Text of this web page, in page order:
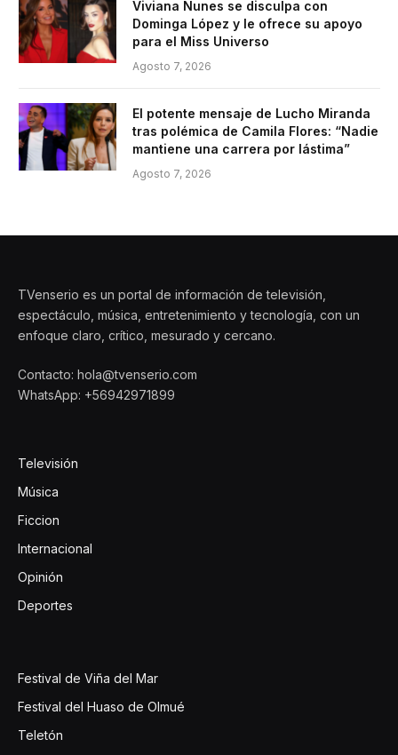
Viviana Nunes se disculpa con
Dominga López y le ofrece su apoyo
para el Miss Universo
Agosto 7, 2026
El potente mensaje de Lucho Miranda
tras polémica de Camila Flores: “Nadie
mantiene una carrera por lástima”
Agosto 7, 2026
TVenserio es un portal de información de televisión,
espectáculo, música, entretenimiento y tecnología, con un
enfoque claro, crítico, mesurado y cercano.
Contacto: hola@tvenserio.com
WhatsApp: +56942971899
Televisión
Música
Ficcion
Internacional
Opinión
Deportes
Festival de Viña del Mar
Festival del Huaso de Olmué
Teletón